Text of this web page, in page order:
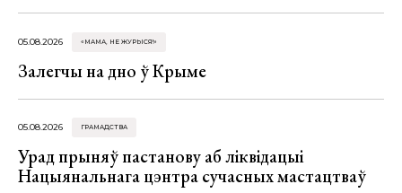
05.08.2026 «МАМА, НЕ ЖУРЫСЯ!»
Залегчы на дно ў Крыме
05.08.2026 ГРАМАДСТВА
Урад прыняў пастанову аб ліквідацыі
Нацыянальнага цэнтра сучасных мастацтваў